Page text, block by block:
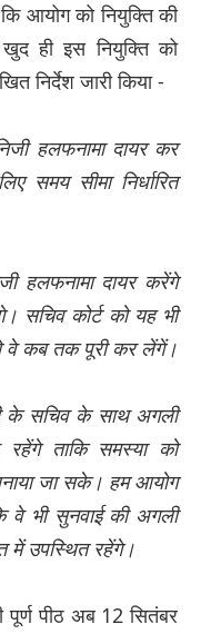
आयोग को नियुक्ति की
ही इस नियुक्ति को
निर्देश जारी किया -
हलफनामा दायर कर
लिए समय सीमा निर्धारित
हलफनामा दायर करेंगे
सचिव कोर्ट को यह भी
वे कब तक पूरी कर लेंगें।
के सचिव के साथ अगली
रहेंगे ताकि समस्या को
जा सके। हम आयोग
वे भी सुनवाई की अगली
में उपस्थित रहेंगे।
पूर्ण पीठ अब 12 सितंबर